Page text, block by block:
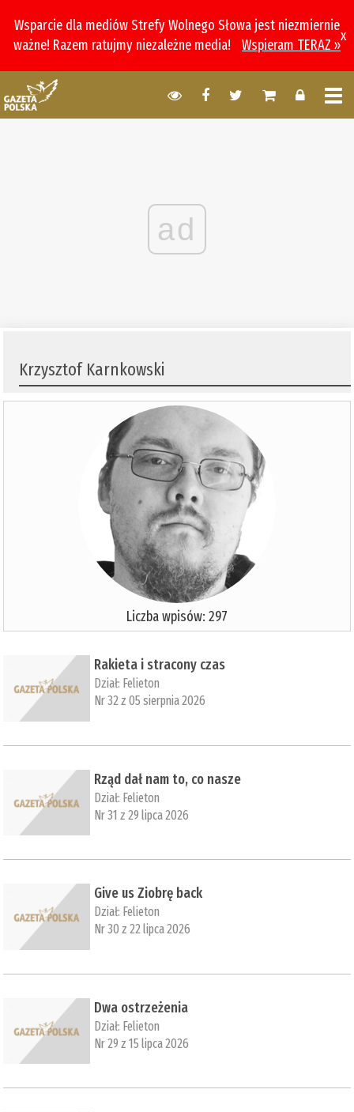
Wsparcie dla mediów Strefy Wolnego Słowa jest niezmiernie
ważne! Razem ratujmy niezależne media!
Wspieram TERAZ »
x
ad
Krzysztof Karnkowski
Liczba wpisów: 297
Rakieta i stracony czas
Dział: Felieton
Nr 32 z 05 sierpnia 2026
Rząd dał nam to, co nasze
Dział: Felieton
Nr 31 z 29 lipca 2026
Give us Ziobrę back
Dział: Felieton
Nr 30 z 22 lipca 2026
Dwa ostrzeżenia
Dział: Felieton
Nr 29 z 15 lipca 2026